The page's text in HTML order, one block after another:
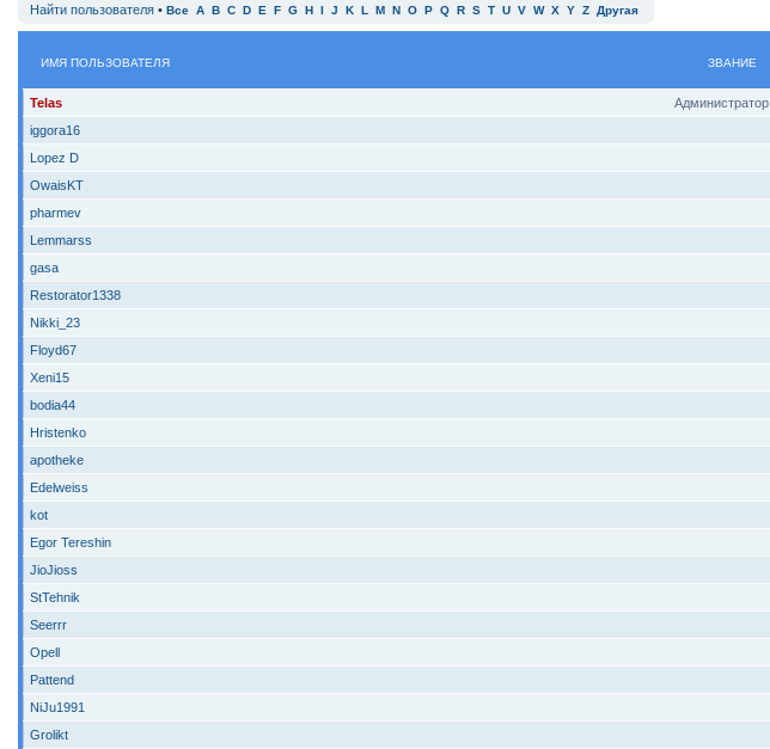
Найти пользователя • Все A B C D E F G H I J K L M N O P Q R S T U V W X Y Z Другая
ЗВАНИЕ
ИМЯ ПОЛЬЗОВАТЕЛЯ
Администратор
Telas
iggora16
Lopez D
OwaisKT
pharmev
Lemmarss
gasa
Restorator1338
Nikki_23
Floyd67
Xeni15
bodia44
Hristenko
apotheke
Edelweiss
kot
Egor Tereshin
JioJioss
StTehnik
Seerrr
Opell
Pattend
NiJu1991
Grolikt